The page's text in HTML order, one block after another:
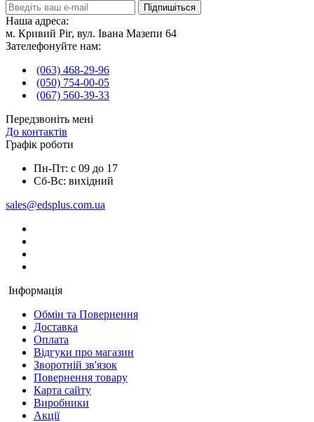
Підпишіться
Наша адреса:
м. Кривий Ріг, вул. Івана Мазепи 64
Зателефонуйте нам:
(063) 468-29-96
(050) 754-00-05
(067) 560-39-33
Передзвоніть мені
До контактів
Графік роботи
Пн-Пт: с 09 до 17
Сб-Вс: вихідний
sales@edsplus.com.ua
Інформація
Обмін та Повернення
Доставка
Оплата
Відгуки про магазин
Зворотній зв'язок
Повернення товару
Карта сайту
Виробники
Акції